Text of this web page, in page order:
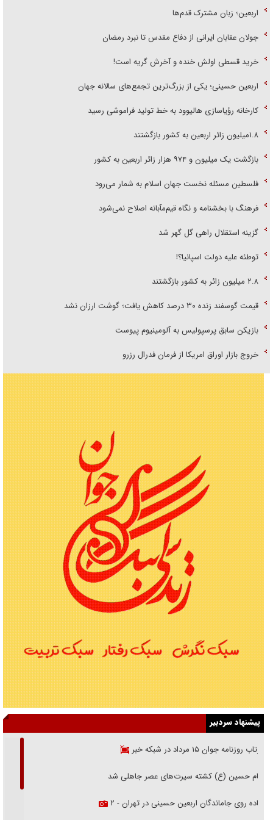
اربعین؛ زبان مشترک قدم‌ها
جولان عقابان ایرانی از دفاع مقدس تا نبرد رمضان
خرید قسطی اولش خنده و آخرش گریه است!
اربعین حسینی؛ یکی از بزرگ‌ترین تجمع‌های سالانه جهان
کارخانه رؤیاسازی هالیوود به خط تولید فراموشی رسید
۱.۸میلیون زائر اربعین به کشور بازگشتند
بازگشت یک میلیون و ۹۷۴ هزار زائر اربعین به کشور
فلسطین مسئله نخست جهان اسلام به شمار می‌رود
فرهنگ با بخشنامه و نگاه قیم‌مآبانه اصلاح نمی‌شود
گزینه استقلال راهی گل گهر شد
توطئه علیه دولت اسپانیا؟!
۲.۸ میلیون زائر به کشور بازگشتند
قیمت گوسفند زنده ۳۰ درصد کاهش یافت؛ گوشت ارزان نشد
بازیکن سابق پرسپولیس به آلومینیوم پیوست
خروج بازار اوراق امریکا از فرمان فدرال رزرو
پیشنهاد سردبیر
بازتاب روزنامه جوان ۱۵ مرداد در شبکه خبر
امام حسین (ع) کشته سیرت‌های عصر جاهلی شد
پیاده روی جاماندگان اربعین حسینی در تهران - ۲